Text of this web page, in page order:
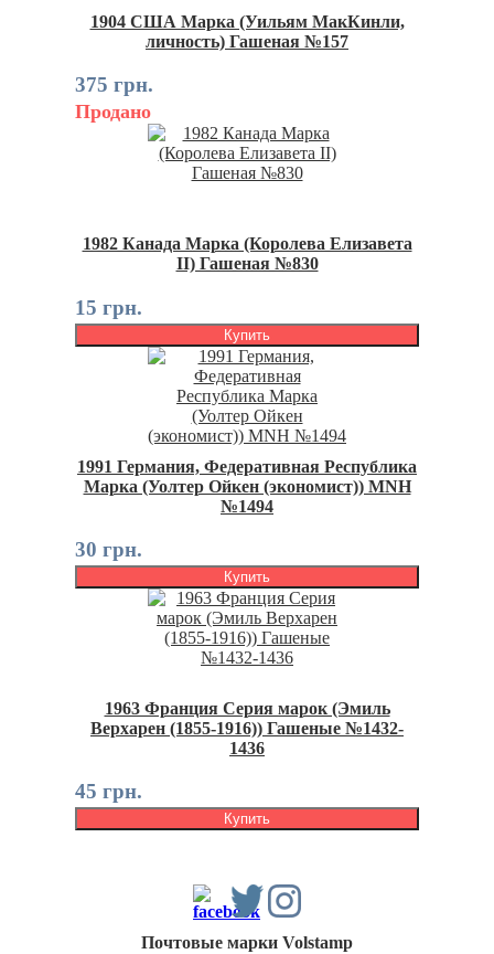
1904 США Марка (Уильям МакКинли,
личность) Гашеная №157
375 грн.
Продано
1982 Канада Марка (Королева Елизавета
II) Гашеная №830
15 грн.
Купить
1991 Германия, Федеративная Республика
Марка (Уолтер Ойкен (экономист)) MNH
№1494
30 грн.
Купить
1963 Франция Серия марок (Эмиль
Верхарен (1855-1916)) Гашеные №1432-
1436
45 грн.
Купить
Почтовые марки Volstamp